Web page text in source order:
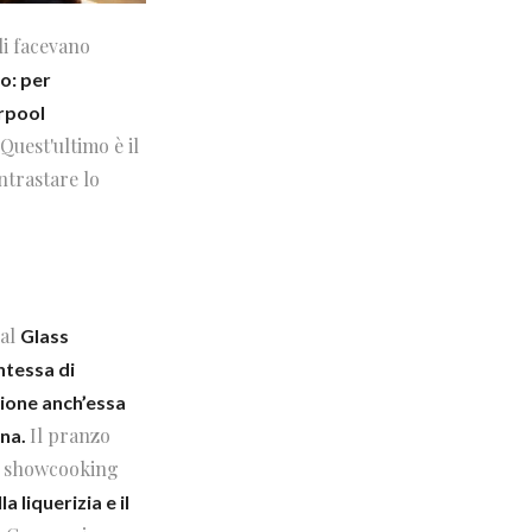
facevano
per
è il
lo
Glass
di
anch’essa
Il pranzo
liquerizia e il